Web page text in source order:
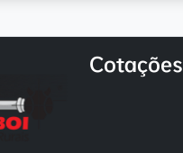
Cotações